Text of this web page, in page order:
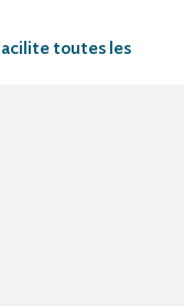
toutes les